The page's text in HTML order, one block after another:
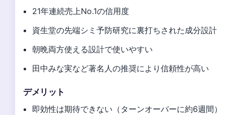
21年連続売上No.1の信用度
資生堂の先端シミ予防研究に裏打ちされた成分設計
朝晩両方使える設計で使いやすい
田中みな実など著名人の推奨により信頼性が高い
デメリット
即効性は期待できない（ターンオーバーに約6週間）